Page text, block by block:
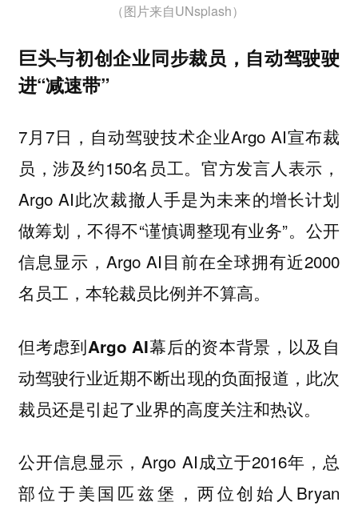
（图片来自UNsplash）
巨头与初创企业同步裁员，自动驾驶驶
进“减速带”
7月7日，自动驾驶技术企业Argo AI宣布裁
员，涉及约150名员工。官方发言人表示，
Argo AI此次裁撤人手是为未来的增长计划
做筹划，不得不“谨慎调整现有业务”。公开
信息显示，Argo AI目前在全球拥有近2000
名员工，本轮裁员比例并不算高。
但考虑到Argo AI幕后的资本背景，以及自
动驾驶行业近期不断出现的负面报道，此次
裁员还是引起了业界的高度关注和热议。
公开信息显示，Argo AI成立于2016年，总
部位于美国匹兹堡，两位创始人Bryan